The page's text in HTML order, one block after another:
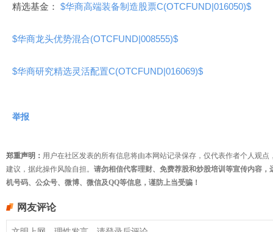
精选基金： $华商高端装备制造股票C(OTCFUND|016050)$
$华商龙头优势混合(OTCFUND|008555)$
$华商研究精选灵活配置C(OTCFUND|016069)$
举报
郑重声明： 用户在社区发表的所有信息将由本网站记录保存，仅代表作者个人观
建议，据此操作风险自担。 请勿相信代客理财、免费荐股和炒股培训等宣传内容
机号码、公众号、微博、微信及QQ等信息，谨防上当受骗！
网友评论